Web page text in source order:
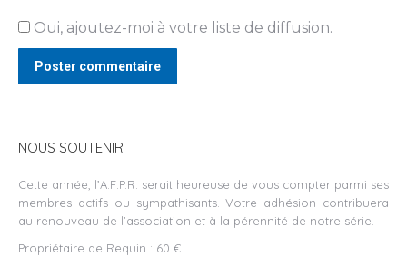
Oui, ajoutez-moi à votre liste de diffusion.
Poster commentaire
NOUS SOUTENIR
Cette année, l’A.F.P.R. serait heureuse de vous compter parmi ses
membres actifs ou sympathisants. Votre adhésion contribuera
au renouveau de l’association et à la pérennité de notre série.
Propriétaire de Requin : 60 €